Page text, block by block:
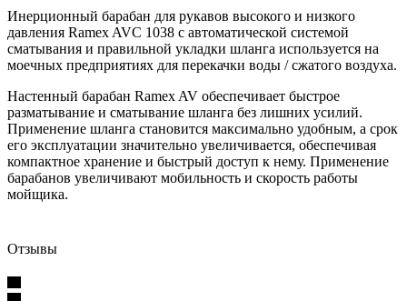
Инерционный барабан для рукавов высокого и низкого
давления Ramex AVC 1038 с автоматической системой
сматывания и правильной укладки шланга используется на
моечных предприятиях для перекачки воды / сжатого воздуха.
Настенный барабан Ramex AV обеспечивает быстрое
разматывание и сматывание шланга без лишних усилий.
Применение шланга становится максимально удобным, а срок
его эксплуатации значительно увеличивается, обеспечивая
компактное хранение и быстрый доступ к нему. Применение
барабанов увеличивают мобильность и скорость работы
мойщика.
Отзывы